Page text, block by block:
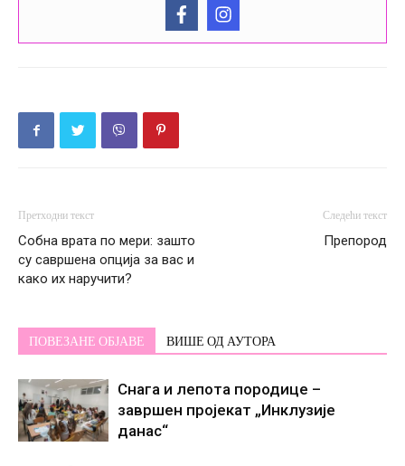
Претходни текст
Собна врата по мери: зашто
су савршена опција за вас и
како их наручити?
Следећи текст
Препород
ПОВЕЗАНЕ ОБЈАВЕ ВИШЕ ОД АУТОРА
Снага и лепота породице –
завршен пројекат „Инклузије
данас“